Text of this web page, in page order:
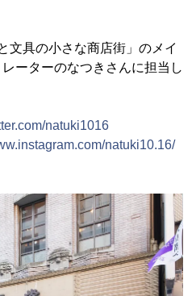
文具の小さな商店街」のメイ
ーターのなつきさんに担当し
natuki1016
natuki10.16/